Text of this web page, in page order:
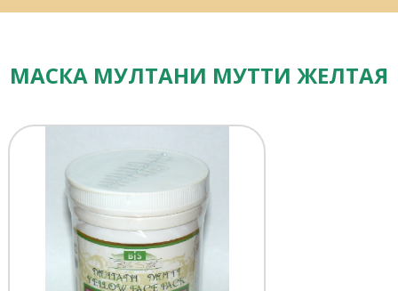
МАСКА МУЛТАНИ МУТТИ ЖЕЛТАЯ